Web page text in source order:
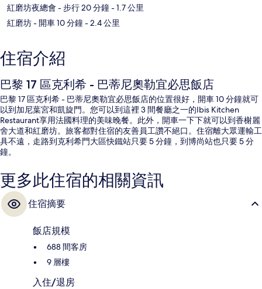
紅磨坊夜總會 - 步行 20 分鐘- 1.7 公里
紅磨坊- 開車 10 分鐘- 2.4 公里
住宿介紹
巴黎 17 區克利希 - 巴蒂尼奧勒宜必思飯店
巴黎 17 區克利希 - 巴蒂尼奧勒宜必思飯店的位置很好，開車 10 分鐘就可
以到加尼葉宮和凱旋門。您可以到這裡 3 間餐廳之一的Ibis Kitchen
Restaurant享用法國料理的美味晚餐。此外，開車一下下就可以到香榭麗
舍大道和紅磨坊。旅客都對住宿的友善員工讚不絕口。住宿離大眾運輸工
具不遠，走路到克利希門大區快鐵站只要 5 分鐘，到博尚站也只要 5 分
鐘。
更多此住宿的相關資訊
住宿摘要
飯店規模
688 間客房
9 層樓
入住/退房